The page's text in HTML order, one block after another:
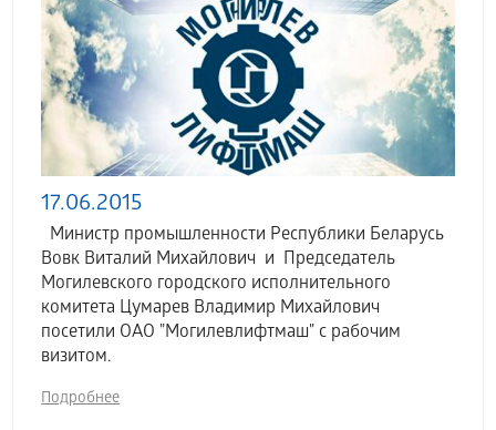
17.06.2015
Министр промышленности Республики Беларусь
Вовк Виталий Михайлович и Председатель
Могилевского городского исполнительного
комитета Цумарев Владимир Михайлович
посетили ОАО "Могилевлифтмаш" с рабочим
визитом.
Подробнее